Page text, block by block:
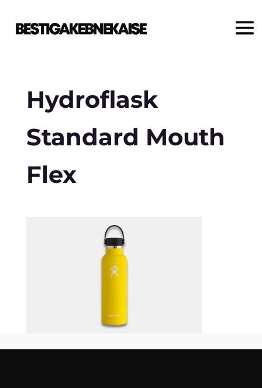
Hydroflask
Standard Mouth
Flex